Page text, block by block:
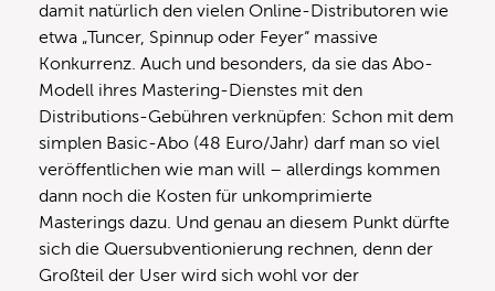
damit natürlich den vielen Online-Distributoren wie
etwa „Tuncer, Spinnup oder Feyer“ massive
Konkurrenz. Auch und besonders, da sie das Abo-
Modell ihres Mastering-Dienstes mit den
Distributions-Gebühren verknüpfen: Schon mit dem
simplen Basic-Abo (48 Euro/Jahr) darf man so viel
veröffentlichen wie man will – allerdings kommen
dann noch die Kosten für unkomprimierte
Masterings dazu. Und genau an diesem Punkt dürfte
sich die Quersubventionierung rechnen, denn der
Großteil der User wird sich wohl vor der